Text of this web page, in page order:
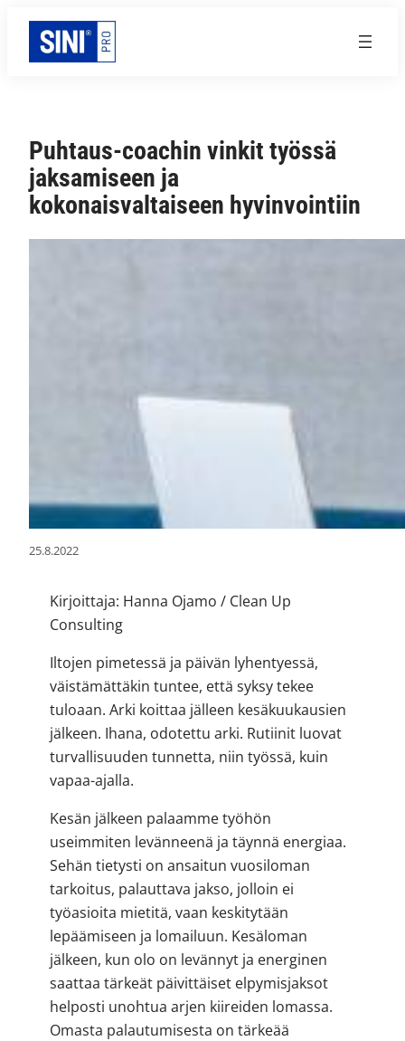
Siirry
sisältöön
Puhtaus-coachin vinkit työssä
jaksamiseen ja
kokonaisvaltaiseen hyvinvointiin
25.8.2022
Kirjoittaja: Hanna Ojamo / Clean Up
Consulting
Iltojen pimetessä ja päivän lyhentyessä,
väistämättäkin tuntee, että syksy tekee
tuloaan. Arki koittaa jälleen kesäkuukausien
jälkeen. Ihana, odotettu arki. Rutiinit luovat
turvallisuuden tunnetta, niin työssä, kuin
vapaa-ajalla.
Kesän jälkeen palaamme työhön
useimmiten levänneenä ja täynnä energiaa.
Sehän tietysti on ansaitun vuosiloman
tarkoitus, palauttava jakso, jolloin ei
työasioita mietitä, vaan keskitytään
lepäämiseen ja lomailuun. Kesäloman
jälkeen, kun olo on levännyt ja energinen
saattaa tärkeät päivittäiset elpymisjaksot
helposti unohtua arjen kiireiden lomassa.
Omasta palautumisesta on tärkeää